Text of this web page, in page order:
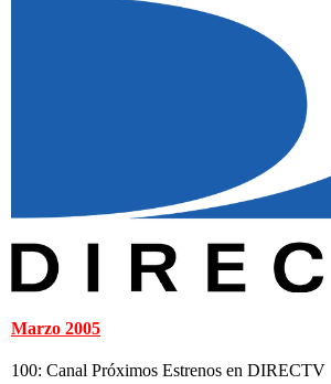
Marzo 2005
100: Canal Próximos Estrenos en DIRECTV